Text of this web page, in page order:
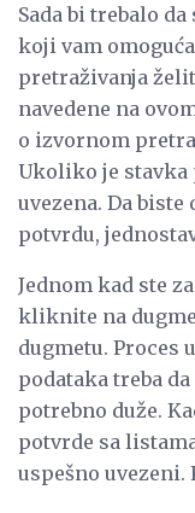
Sada bi trebalo
koji vam
pretraživanja
navedene na
o izvornom
Ukoliko je stavka
uvezena. Da
potvrdu,
Jednom kad ste
kliknite na dugme
dugmetu. Proces
podataka treba
potrebno duže.
potvrde sa
uspešno